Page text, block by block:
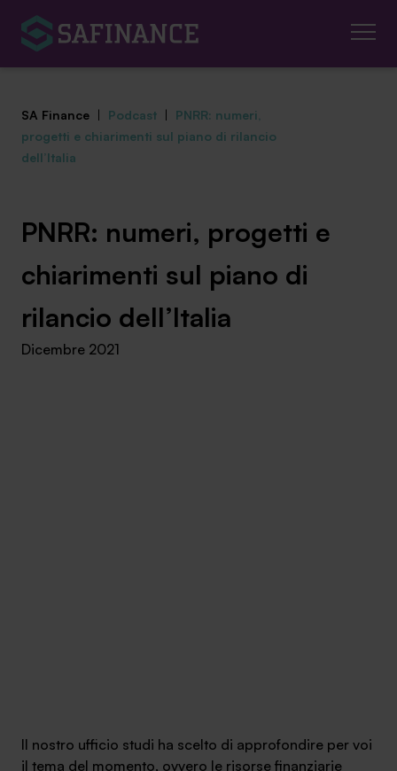
Finanza Agevolata
Centro studi
News ed eventi
info@safinance.it
SA Finance | Podcast | PNRR: numeri,
progetti e chiarimenti sul piano di rilancio
dell’Italia
PNRR: numeri, progetti e
chiarimenti sul piano di
rilancio dell’Italia
Dicembre 2021
Il nostro ufficio studi ha scelto di approfondire per voi
il tema del momento, ovvero le risorse finanziarie